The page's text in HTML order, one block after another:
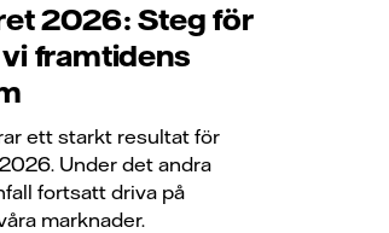
2026: Steg för
framtidens
ett starkt resultat för
Under det andra
fortsatt driva på
marknader.